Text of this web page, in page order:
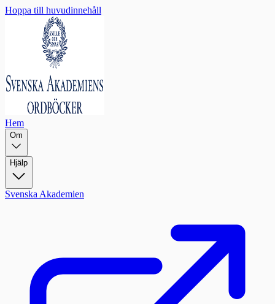
Hoppa till huvudinnehåll
Hem
Om
Hjälp
Svenska Akademien